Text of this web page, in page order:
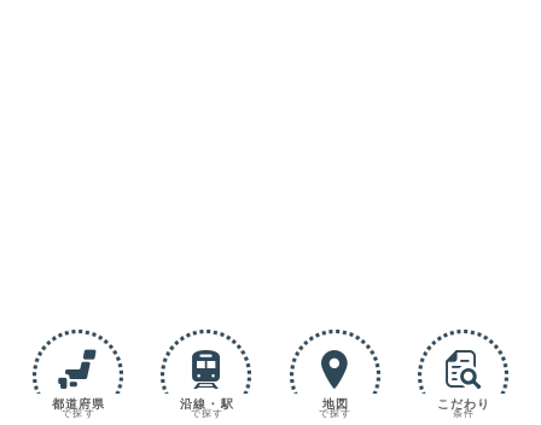
都道府県
で探す
沿線・駅
で探す
地図
で探す
こだわり
条件